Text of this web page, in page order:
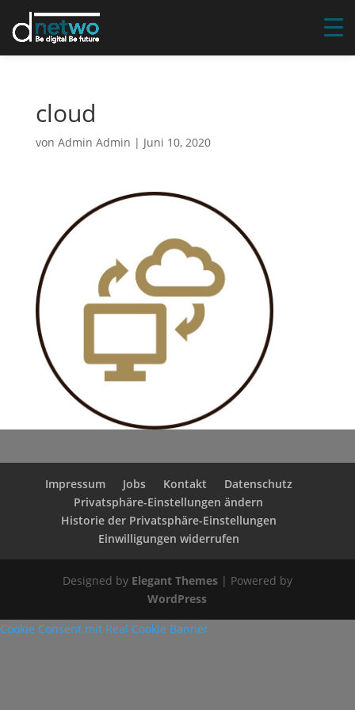
cloud
von Admin Admin | Juni 10, 2020
Impressum Jobs Kontakt
Datenschutz
Privatsphäre-Einstellungen ändern
Historie der Privatsphäre-Einstellungen
Einwilligungen widerrufen
Designed by Elegant Themes| Powered by
WordPress
Cookie Consent mit Real Cookie Banner